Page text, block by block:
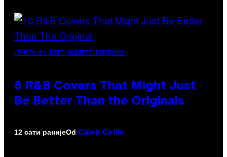
(PHOTO BY EBET ROBERTS/REDFERNS)
8 R&B Covers That Might Just
Be Better Than the Originals
12 сати ранијеOd Caleb Catlin